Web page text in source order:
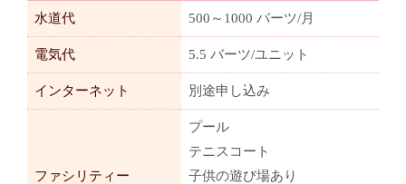
水道代 500～1000 バーツ/月
電気代 5.5 バーツ/ユニット
インターネット 別途申し込み
ファシリティー
プール
テニスコート
子供の遊び場あり